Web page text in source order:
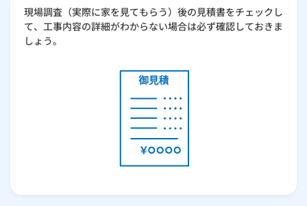
現場調査（実際に家を見てもらう）後の見積書をチェックし
て、工事内容の詳細がわからない場合は必ず確認しておきま
しょう。